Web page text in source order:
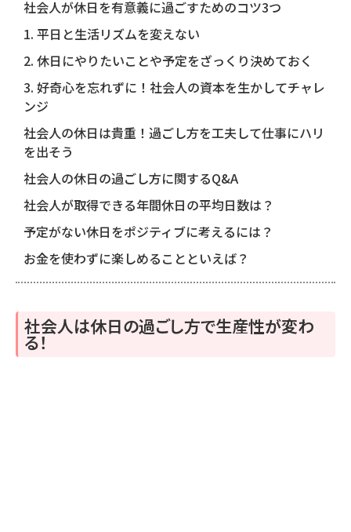
社会人が休日を有意義に過ごすためのコツ3つ
1. 平日と生活リズムを変えない
2. 休日にやりたいことや予定をざっくり決めておく
3. 好奇心を忘れずに！社会人の資本を生かしてチャレ
ンジ
社会人の休日は貴重！過ごし方を工夫して仕事にハリ
を出そう
社会人の休日の過ごし方に関するQ&A
社会人が取得できる年間休日の平均日数は？
予定がない休日をポジティブに考えるには？
お金を使わずに楽しめることといえば？
社会人は休日の過ごし方で生産性が変わ
る！